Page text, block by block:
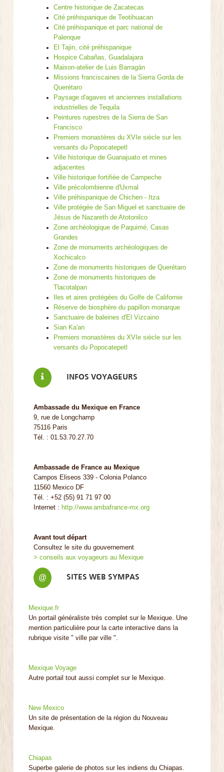
Centre historique de Zacatecas
Cité préhispanique de Teotihuacan
Cité préhispanique et parc national de
Palenque
El Tajin, cité préhispanique
Hospice Cabañas, Guadalajara
Maison-atelier de Luis Barragán
Missions franciscaines de la Sierra Gorda de
Querétaro
Paysage d'agaves et anciennes installations
industrielles de Tequila
Peintures rupestres de la Sierra de San
Francisco
Premiers monastères du XVIe siècle sur les
versants du Popocatepetl
Ville historique de Guanajuato et mines
adjacentes
Ville historique fortifiée de Campeche
Ville précolombienne d'Uxmal
Ville préhispanique de Chichen - Itza
Ville protégée de San Miguel et sanctuaire de
Jésus de Nazareth de Atotonilco
Zone archéologique de Paquimé, Casas
Grandes
Zone de monuments archéologiques de
Xochicalco
Zone de monuments historiques de Querétaro
Zone de monuments historiques de
Tlacotalpan
Iles et aires protégées du Golfe de Californie
Réserve de biosphère du papillon monarque
Sanctuaire de baleines d'El Vizcaino
Sian Ka'an
Premiers monastères du XVIe siècle sur les
versants du Popocatepetl
INFOS VOYAGEURS
Ambassade du Mexique en France
9, rue de Longchamp
75116 Paris
Tél. : 01.53.70.27.70
Ambassade de France au Mexique
Campos Eliseos 339 - Colonia Polanco
11560 Mexico DF
Tél. : +52 (55) 91 71 97 00
Internet : http://www.ambafrance-mx.org
Avant tout départ
Consultez le site du gouvernement
> conseils aux voyageurs au Mexique
@ SITES WEB SYMPAS
Mexique.fr
Un portail généraliste très complet sur le Mexique. Une
mention particulière pour la carte interactive dans la
rubrique visite " ville par ville ".
Mexique Voyage
Autre portail tout aussi complet sur le Mexique.
New Mexico
Un site de présentation de la région du Nouveau
Mexique.
Chiapas
Superbe galerie de photos sur les indiens du Chiapas.